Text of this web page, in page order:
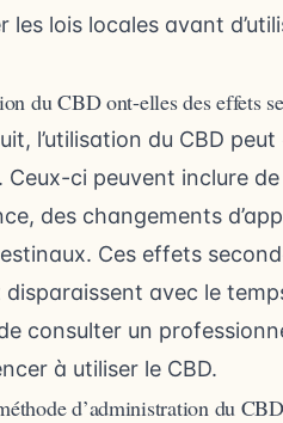
lois locales avant
du CBD ont-elles des effets
l’utilisation du CBD
ci peuvent inclure
des changements
Ces effets
avec le
consulter un
à utiliser le CBD.
d’administration du